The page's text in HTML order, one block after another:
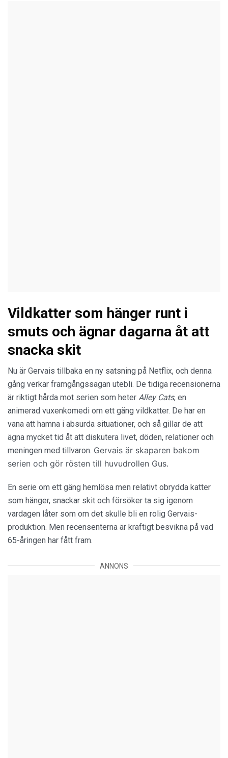
Vildkatter som hänger runt i
smuts och ägnar dagarna åt att
snacka skit
Nu är Gervais tillbaka en ny satsning på Netflix, och denna
gång verkar framgångssagan utebli. De tidiga recensionerna
är riktigt hårda mot serien som heter Alley Cats, en
animerad vuxenkomedi om ett gäng vildkatter. De har en
vana att hamna i absurda situationer, och så gillar de att
ägna mycket tid åt att diskutera livet, döden, relationer och
meningen med tillvaron. Gervais är skaparen bakom
serien och gör rösten till huvudrollen Gus.
En serie om ett gäng hemlösa men relativt obrydda katter
som hänger, snackar skit och försöker ta sig igenom
vardagen låter som om det skulle bli en rolig Gervais-
produktion. Men recensenterna är kraftigt besvikna på vad
65-åringen har fått fram.
ANNONS